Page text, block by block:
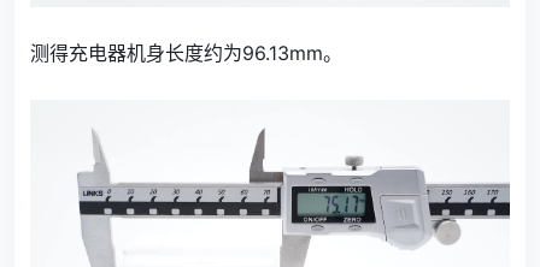
测得充电器机身长度约为96.13mm。